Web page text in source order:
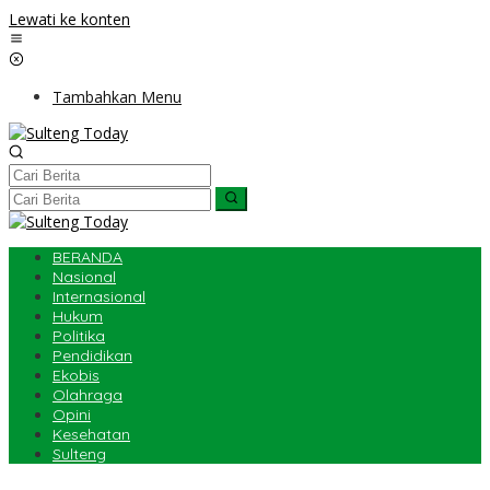
Lewati ke konten
Tambahkan Menu
BERANDA
Nasional
Internasional
Hukum
Politika
Pendidikan
Ekobis
Olahraga
Opini
Kesehatan
Sulteng